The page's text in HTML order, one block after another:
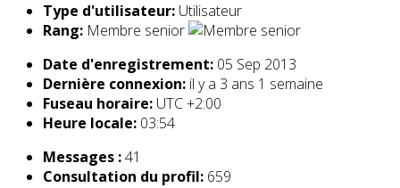
Type d'utilisateur: Utilisateur
Rang: Membre senior
Date d'enregistrement: 05 Sep 2013
Dernière connexion: il y a 3 ans 1 semaine
Fuseau horaire: UTC +2:00
Heure locale: 03:54
Messages :41
Consultation du profil: 659